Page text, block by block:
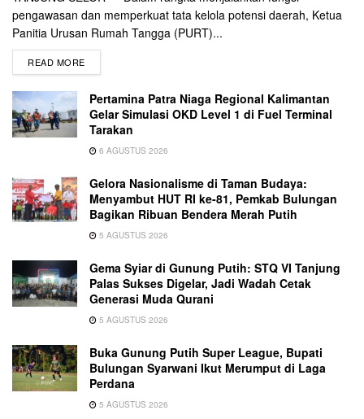
pengawasan dan memperkuat tata kelola potensi daerah, Ketua
Panitia Urusan Rumah Tangga (PURT)...
READ MORE
Pertamina Patra Niaga Regional Kalimantan
Gelar Simulasi OKD Level 1 di Fuel Terminal
Tarakan
6 AGUSTUS 2026
Gelora Nasionalisme di Taman Budaya:
Menyambut HUT RI ke-81, Pemkab Bulungan
Bagikan Ribuan Bendera Merah Putih
5 AGUSTUS 2026
Gema Syiar di Gunung Putih: STQ VI Tanjung
Palas Sukses Digelar, Jadi Wadah Cetak
Generasi Muda Qurani
5 AGUSTUS 2026
Buka Gunung Putih Super League, Bupati
Bulungan Syarwani Ikut Merumput di Laga
Perdana
5 AGUSTUS 2026